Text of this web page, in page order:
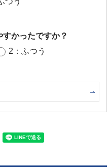
かったですか？
2：ふつう